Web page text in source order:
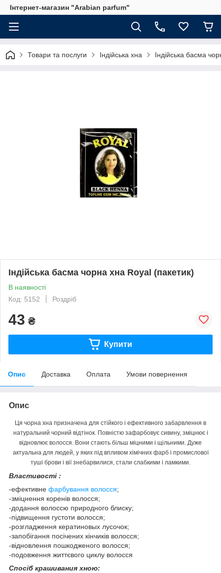
Інтернет-магазин "Arabian parfum"
Товари та послуги Індійська хна Індійська басма
Індійська басма чорна хна Royal (пакетик)
В наявності
Код: 5152
Роздріб
43 ₴
Купити
Опис Доставка Оплата Умови повернення
Опис
Ця чорна хна призначена для стійкого і ефективного забарвлення в
натуральний чорний відтінок. Повністю зафарбовує сивину, зміцнює і
відновлює волосся. Вони стають більш міцними і щільними. Дуже
актуальна для людей, у яких під впливом хімічних фарб і промислової
туші брови і вії знебарвилися, стали слабкими і ламкими.
Властивості :
-ефективне фарбування волосся;
-зміцнення коренів волосся;
-додання волоссю природного блиску;
-підвищення густоти волосся;
-розгладження кератиновых лусочок;
-запобігання посічених кінчиків волосся;
-відновлення пошкодженого волосся;
-подовження життєвого циклу волосся
Спосіб крашивания хною: